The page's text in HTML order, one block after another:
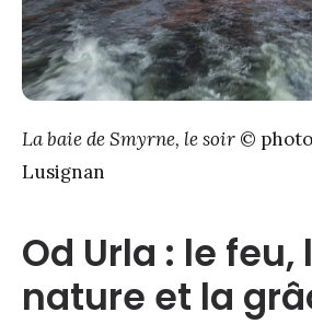
La baie de Smyrne, le soir ©
Lusignan
Od Urla : le feu,
nature et la